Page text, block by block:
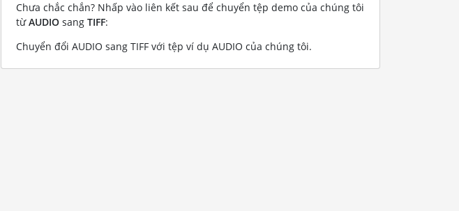
Chưa chắc chắn? Nhấp vào liên kết sau để chuyển tệp demo của chúng tôi
từAUDIO sang TIFF:
Chuyển đổi AUDIO sang TIFF với tệp ví dụ AUDIO của chúng tôi.